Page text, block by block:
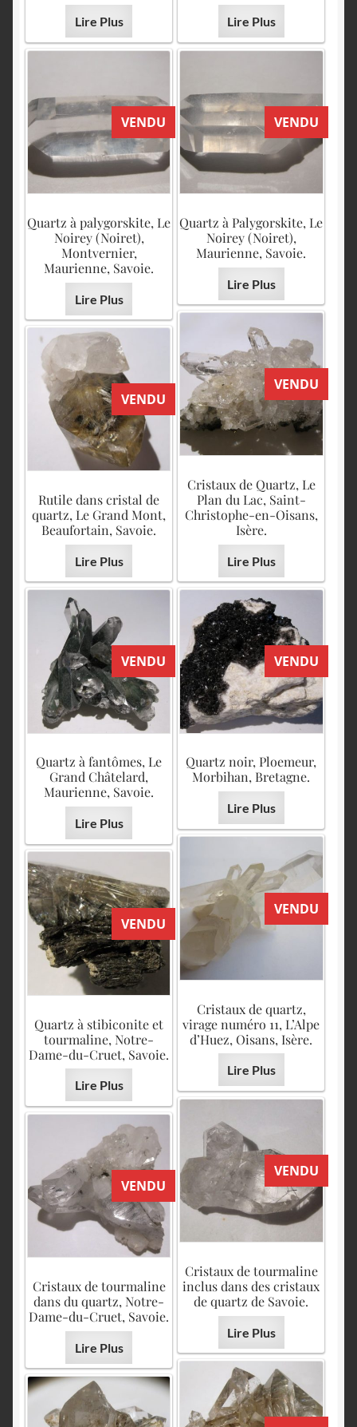
Lire Plus Lire Plus
VENDU
Quartz à palygorskite, Le
Noirey (Noiret),
Montvernier,
Maurienne, Savoie.
Lire Plus
VENDU
Quartz à Palygorskite, Le
Noirey (Noiret),
Maurienne, Savoie.
Lire Plus
VENDU
Cristaux de Quartz, Le
Plan du Lac, Saint-
Christophe-en-Oisans,
Isère.
Lire Plus
VENDU
Rutile dans cristal de
quartz, Le Grand Mont,
Beaufortain, Savoie.
Lire Plus
VENDU
Quartz à fantômes, Le
Grand Châtelard,
Maurienne, Savoie.
Lire Plus
VENDU
Quartz noir, Ploemeur,
Morbihan, Bretagne.
Lire Plus
VENDU
Cristaux de quartz,
virage numéro 11, L’Alpe
d’Huez, Oisans, Isère.
Lire Plus
VENDU
Quartz à stibiconite et
tourmaline, Notre-
Dame-du-Cruet, Savoie.
Lire Plus
VENDU
Cristaux de tourmaline
inclus dans des cristaux
de quartz de Savoie.
Lire Plus
VENDU
Cristaux de tourmaline
dans du quartz, Notre-
Dame-du-Cruet, Savoie.
Lire Plus